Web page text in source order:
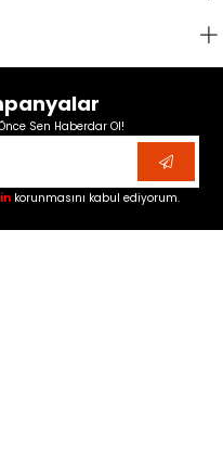
Sen Haberdar Ol!
korunmasını kabul ediyorum.